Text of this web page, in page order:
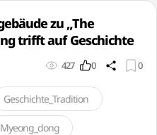
zu „The
trifft auf Geschichte
427 0 0
Geschichte_Tradition
Myeong_dong